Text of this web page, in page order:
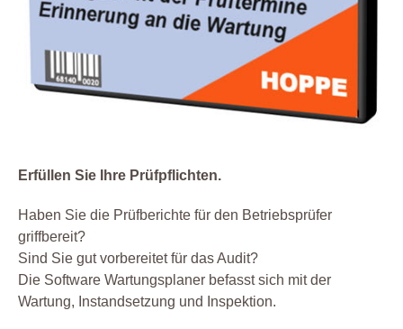
Erfüllen Sie Ihre Prüfpflichten.
Haben Sie die Prüfberichte für den Betriebsprüfer
griffbereit?
Sind Sie gut vorbereitet für das Audit?
Die Software Wartungsplaner befasst sich mit der
Wartung, Instandsetzung und Inspektion.